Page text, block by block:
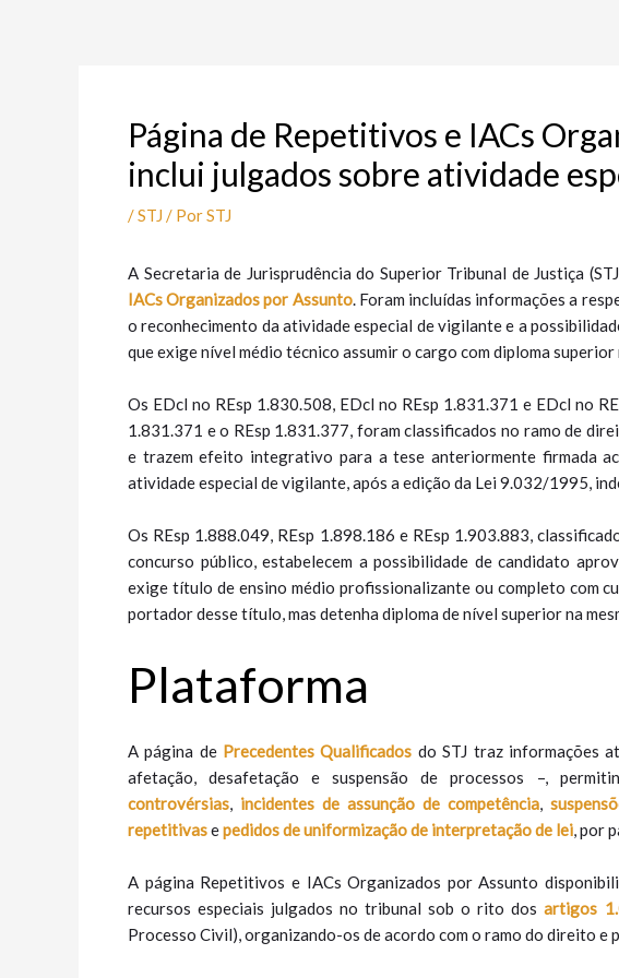
Página de Repetitivos e IACs
inclui julgados sobre atividade
/STJ / PorSTJ
A Secretaria de Jurisprudência do Superior Tribunal de Justiça
IACs Organizados por ​Assunto. Foram incluídas informações a
o reconhecimento da atividade especial de vigilante e a
que exige nível médio técnico assumir o cargo com diploma
Os EDcl no REsp 1.830.508, EDcl no REsp 1.831.371 e EDcl no
1.831.371 e o REsp 1.831.377, foram classificados no ramo de
e trazem efeito integrativo para a tese anteriormente firmada
atividade especial de vigilante, após a edição da Lei 9.032/1995,
Os REsp 1.888.049, REsp 1.898.186 e REsp 1.903.883,
concurso público, estabelecem a possibilidade de candidato
exige título de ensino médio profissionalizante ou completo com
portador desse título, mas detenha diploma de nível superior na
Plataforma
A página de Precedentes Qualificados do STJ traz informações
afetação, desafetação e suspensão de processos –,
controvérsias, incidentes de assunção de competência,
repetitivasepedidos de uniformização de interpretação de lei, por
A página Repetitivos e IACs Organizados por Assunto
recursos especiais julgados no tribunal sob o rito dosartigos
Processo Civil), organizando-os de acordo com o ramo do direito e